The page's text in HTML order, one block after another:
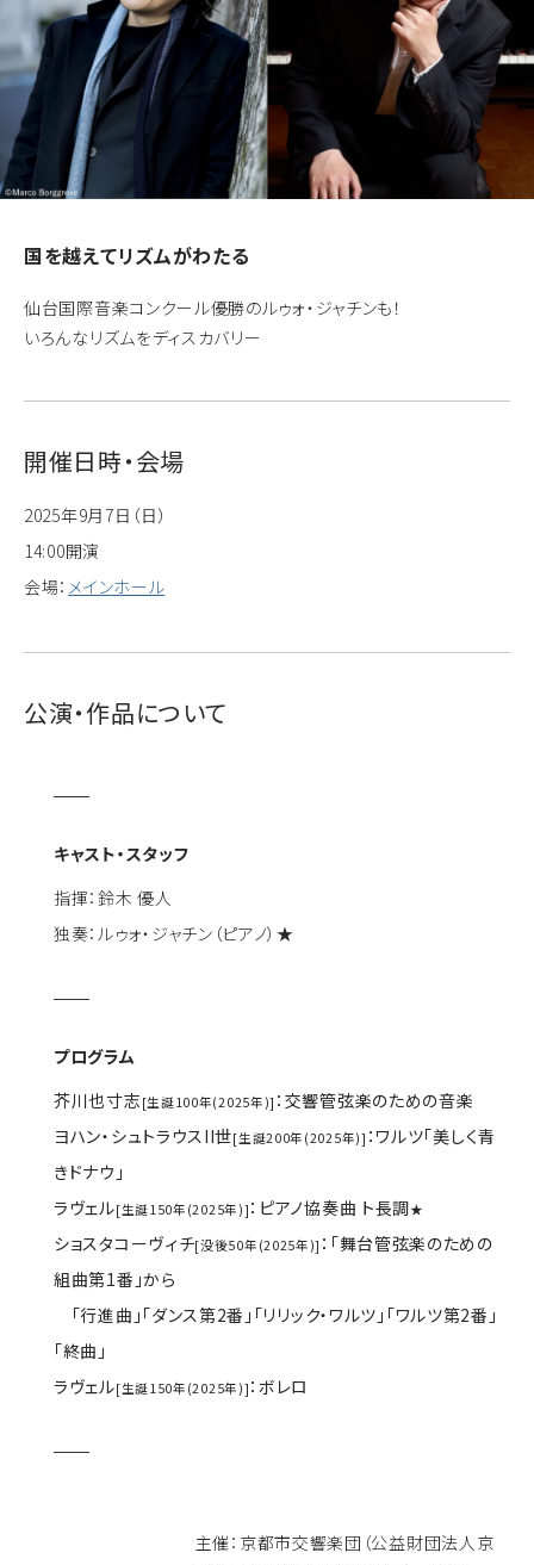
国を越えてリズムがわたる
仙台国際音楽コンクール優勝のルゥォ・ジャチンも！
いろんなリズムをディスカバリー
開催日時・会場
2025年9月7日（日）
14:00開演
会場： メインホール
公演・作品について
キャスト・スタッフ
指揮：鈴木 優人
独奏：ルゥォ・ジャチン（ピアノ）★
プログラム
芥川也寸志 [生誕100年(2025年)] ：交響管弦楽のための音楽
ヨハン・シュトラウスII世[生誕200年(2025年)] ：ワルツ「美しく青
きドナウ」
ラヴェル[生誕150年(2025年)] ：ピアノ協奏曲 ト長調★
ショスタコーヴィチ[没後50年(2025年)] ：「舞台管弦楽のための
組曲第1番」から
「行進曲」「ダンス第2番」「リリック・ワルツ」「ワルツ第2番」
「終曲」
ラヴェル[生誕150年(2025年)] ：ボレロ
主催：京都市交響楽団（公益財団法人京